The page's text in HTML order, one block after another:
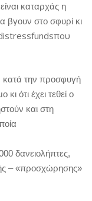
καταρχάς η
βγουν στο σφυρί κι
fundsπου
την προσφυγή
ότι έχει τεθεί ο
και στη
δανειολήπτες,
– «προσχώρησης»